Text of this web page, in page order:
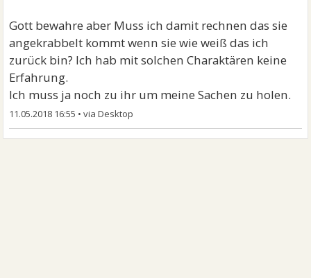
Gott bewahre aber Muss ich damit rechnen das sie
angekrabbelt kommt wenn sie wie weiß das ich
zurück bin? Ich hab mit solchen Charaktären keine
Erfahrung.
Ich muss ja noch zu ihr um meine Sachen zu holen.
11.05.2018 16:55 •